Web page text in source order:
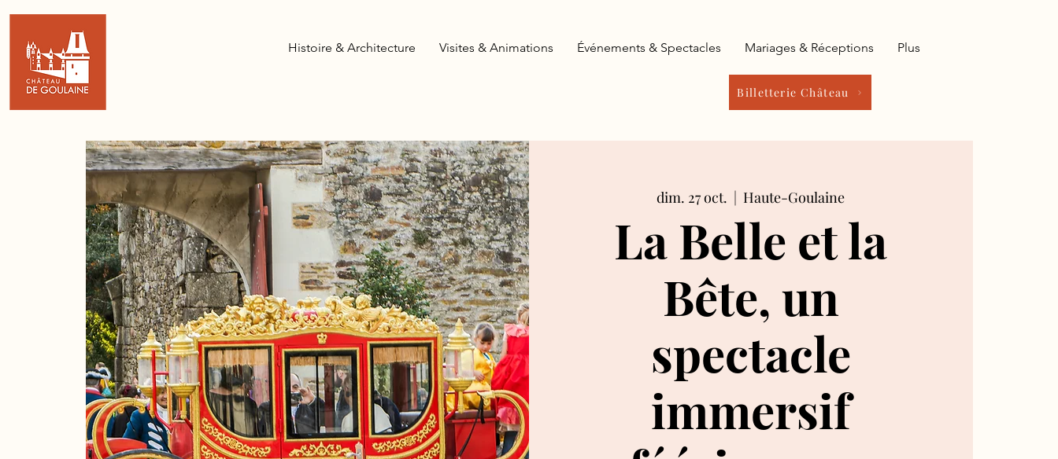
Billetterie Château
Histoire & Architecture Visites & Animations Événements & Spectacles Mariages & Réceptions Plus
dim. 27 oct.
  |
Haute-Goulaine
La Belle et la
Bête, un
spectacle
immersif